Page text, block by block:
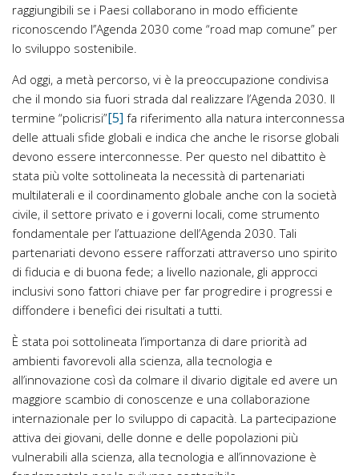
raggiungibili se i Paesi collaborano in modo efficiente
riconoscendo l’’Agenda 2030 come “road map comune” per
lo sviluppo sostenibile.
Ad oggi, a metà percorso, vi è la preoccupazione condivisa
che il mondo sia fuori strada dal realizzare l’Agenda 2030. Il
termine “policrisi”[5] fa riferimento alla natura interconnessa
delle attuali sfide globali e indica che anche le risorse globali
devono essere interconnesse. Per questo nel dibattito è
stata più volte sottolineata la necessità di partenariati
multilaterali e il coordinamento globale anche con la società
civile, il settore privato e i governi locali, come strumento
fondamentale per l’attuazione dell’Agenda 2030. Tali
partenariati devono essere rafforzati attraverso uno spirito
di fiducia e di buona fede; a livello nazionale, gli approcci
inclusivi sono fattori chiave per far progredire i progressi e
diffondere i benefici dei risultati a tutti.
È stata poi sottolineata l’importanza di dare priorità ad
ambienti favorevoli alla scienza, alla tecnologia e
all’innovazione così da colmare il divario digitale ed avere un
maggiore scambio di conoscenze e una collaborazione
internazionale per lo sviluppo di capacità. La partecipazione
attiva dei giovani, delle donne e delle popolazioni più
vulnerabili alla scienza, alla tecnologia e all’innovazione è